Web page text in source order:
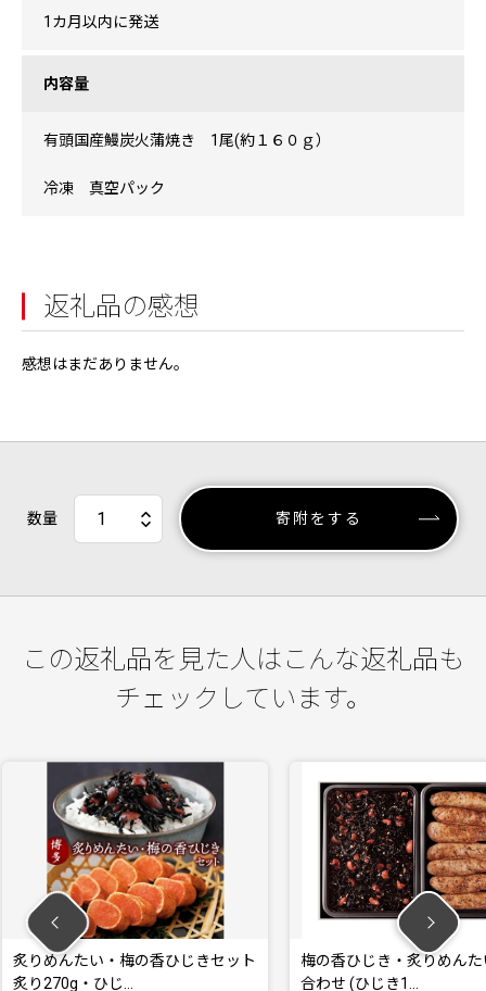
1カ月以内に発送
内容量
有頭国産鰻炭火蒲焼き 1尾(約１６０ｇ）
冷凍 真空パック
返礼品の感想
感想はまだありません。
数量 寄附をする
この返礼品を見た人はこんな返礼品も
チェックしています。
ひじきセット
梅の香ひじき・炙りめんたい 詰め
直火焼